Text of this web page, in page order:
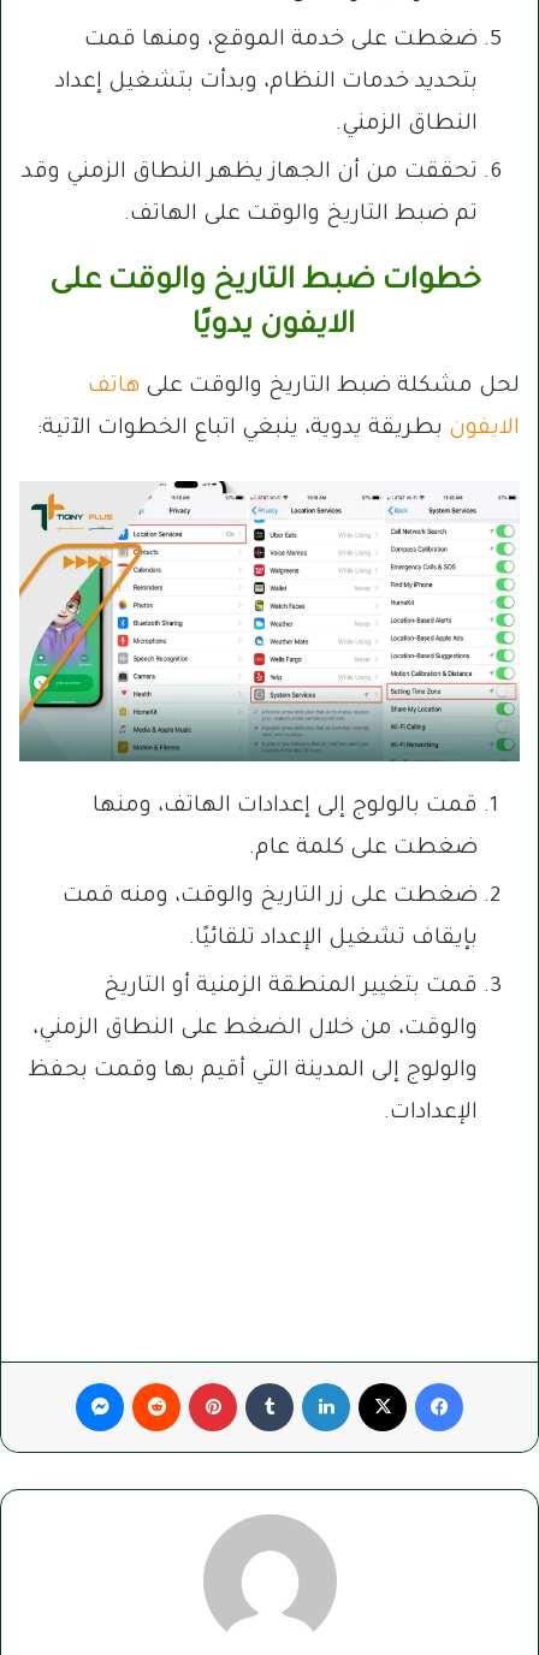
ضغطت على خدمة الموقع، ومنها قمت
بتحديد خدمات النظام، وبدأت بتشغيل إعداد
النطاق الزمني.
تحققت من أن الجهاز يظهر النطاق الزمني وقد
تم ضبط التاريخ والوقت على الهاتف.
خطوات ضبط التاريخ والوقت على
الايفون يدويًا
لحل مشكلة ضبط التاريخ والوقت على هاتف
الايفون بطريقة يدوية، ينبغي اتباع الخطوات الآتية:
قمت بالولوج إلى إعدادات الهاتف، ومنها
ضغطت على كلمة عام.
ضغطت على زر التاريخ والوقت، ومنه قمت
بإيقاف تشغيل الإعداد تلقائيًا.
قمت بتغيير المنطقة الزمنية أو التاريخ
والوقت، من خلال الضغط على النطاق الزمني،
والولوج إلى المدينة التي أقيم بها وقمت بحفظ
الإعدادات.
فيسبوك لينكدإن بينتيريست